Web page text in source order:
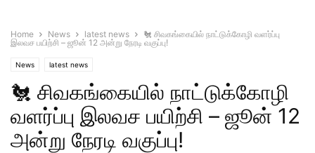
Home News latest news
🐔 சிவகங்கையில் நாட்டுக்கோழி வளர்ப்பு
இலவச பயிற்சி – ஜூன் 12 அன்று நேரடி வகுப்பு!
News latest news
🐔 சிவகங்கையில் நாட்டுக்கோழி
வளர்ப்பு இலவச பயிற்சி – ஜூன் 12
அன்று நேரடி வகுப்பு!